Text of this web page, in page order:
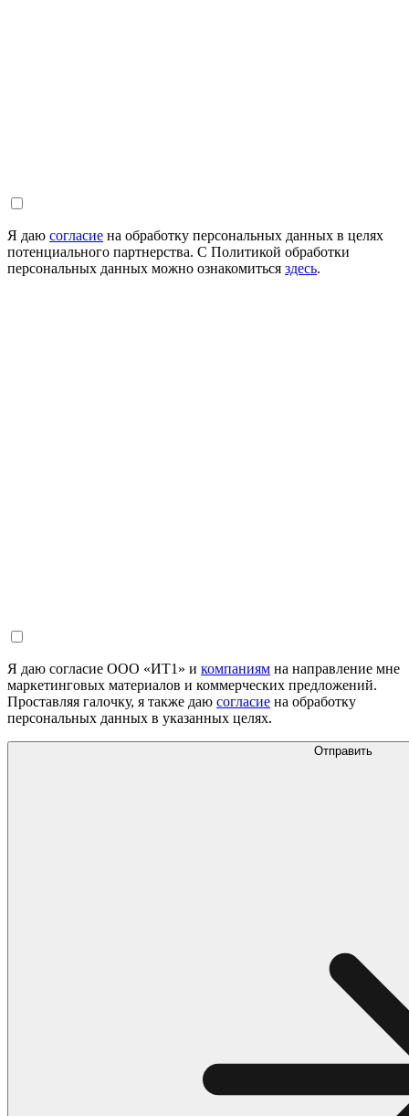
Я даю согласие на обработку персональных данных в целях
потенциального партнерства. С Политикой обработки
персональных данных можно ознакомиться здесь.
Я даю согласие ООО «ИТ1» и компаниям на направление мне
маркетинговых материалов и коммерческих предложений.
Проставляя галочку, я также даю согласие на обработку
персональных данных в указанных целях.
Отправить